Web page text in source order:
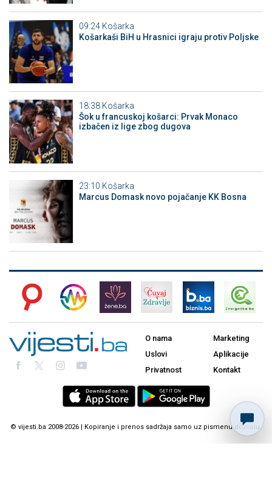
09:24 Košarka
Košarkaši BiH u Hrasnici igraju protiv Poljske
18:38 Košarka
Šok u francuskoj košarci: Prvak Monaco
izbačen iz lige zbog dugova
23:10 Košarka
Marcus Domask novo pojačanje KK Bosna
O nama
Uslovi
Privatnost
Marketing
Aplikacije
Kontakt
© vijesti.ba 2008-2026 | Kopiranje i prenos sadržaja samo uz pismenu dozvolu.